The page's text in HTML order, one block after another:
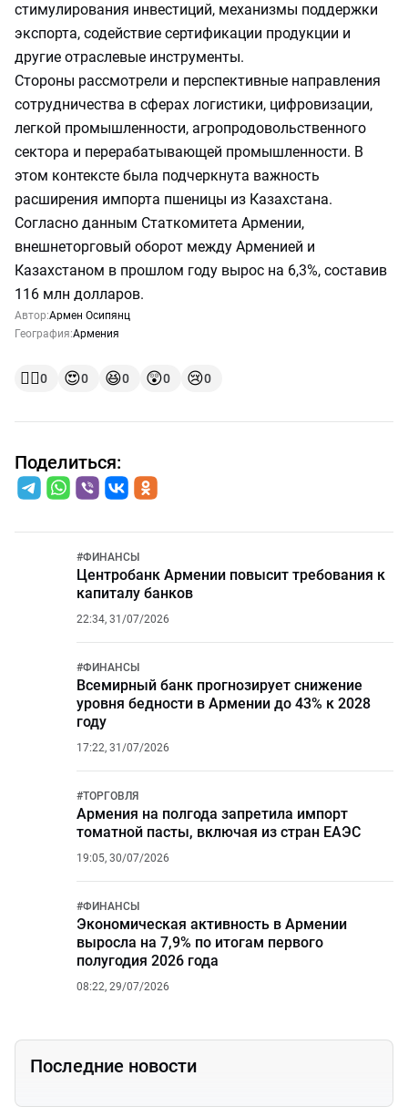
стимулирования инвестиций, механизмы поддержки
экспорта, содействие сертификации продукции и
другие отраслевые инструменты.
Стороны рассмотрели и перспективные направления
сотрудничества в сферах логистики, цифровизации,
легкой промышленности, агропродовольственного
сектора и перерабатывающей промышленности. В
этом контексте была подчеркнута важность
расширения импорта пшеницы из Казахстана.
Согласно данным Статкомитета Армении,
внешнеторговый оборот между Арменией и
Казахстаном в прошлом году вырос на 6,3%, составив
116 млн долларов.
Автор:Армен Осипянц
География:Армения
👍🏻0 😍0 😆0 😲0 😢0
Поделиться:
#ФИНАНСЫ
Центробанк Армении повысит требования к
капиталу банков
22:34, 31/07/2026
#ФИНАНСЫ
Всемирный банк прогнозирует снижение
уровня бедности в Армении до 43% к 2028
году
17:22, 31/07/2026
#ТОРГОВЛЯ
Армения на полгода запретила импорт
томатной пасты, включая из стран ЕАЭС
19:05, 30/07/2026
#ФИНАНСЫ
Экономическая активность в Армении
выросла на 7,9% по итогам первого
полугодия 2026 года
08:22, 29/07/2026
Последние новости